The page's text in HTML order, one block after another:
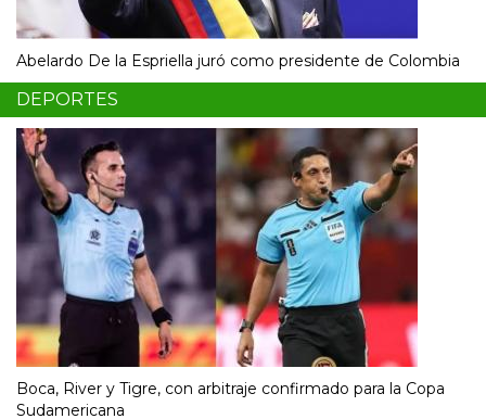
Abelardo De la Espriella juró como presidente de Colombia
DEPORTES
Boca, River y Tigre, con arbitraje confirmado para la Copa
Sudamericana